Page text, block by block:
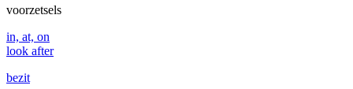
voorzetsels
in, at, on
look after
bezit